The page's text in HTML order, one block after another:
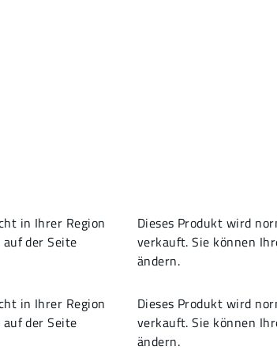
in Ihrer Region
der Seite
Dieses Produkt wird
verkauft. Sie können
ändern.
in Ihrer Region
der Seite
Dieses Produkt wird
verkauft. Sie können
ändern.